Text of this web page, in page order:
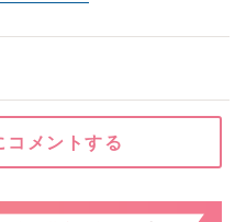
コメントする